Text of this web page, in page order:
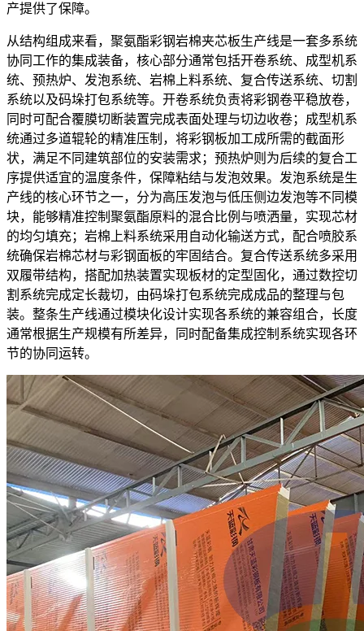
产提供了保障。
从结构组成来看，聚氨酯彩钢岩棉夹芯板生产线是一套多系统
协同工作的集成装备，核心部分通常包括开卷系统、成型机系
统、预热炉、发泡系统、岩棉上料系统、复合传送系统、切割
系统以及码垛打包系统等。开卷系统负责将彩钢卷平稳放卷，
同时可配合覆膜切断装置完成表面处理与切边收卷；成型机系
统通过多道辊轮的精准压制，将彩钢板加工成所需的截面形
状，满足不同建筑部位的安装需求；预热炉则为后续的复合工
序提供适宜的温度条件，保障粘结与发泡效果。发泡系统是生
产线的核心环节之一，分为高压发泡与低压侧边发泡等不同模
块，能够精准控制聚氨酯原料的混合比例与喷洒量，实现芯材
的均匀填充；岩棉上料系统采用自动化输送方式，配合喷胶系
统确保岩棉芯材与彩钢面板的牢固结合。复合传送系统多采用
双履带结构，搭配加热装置实现板材的定型固化，通过数控切
割系统完成定长裁切，由码垛打包系统完成成品的整理与包
装。整条生产线通过模块化设计实现各系统的兼容组合，长度
通常根据生产规模有所差异，同时配备集成控制系统实现各环
节的协同运转。